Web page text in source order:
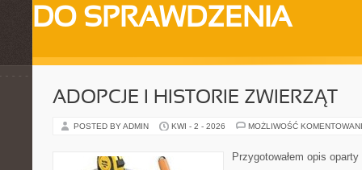
DO SPRAWDZENIA
ADOPCJE I HISTORIE ZWIERZĄT
POSTED BY ADMIN KWI - 2 - 2026 MOŻLIWOŚĆ
Przygotowałem opis